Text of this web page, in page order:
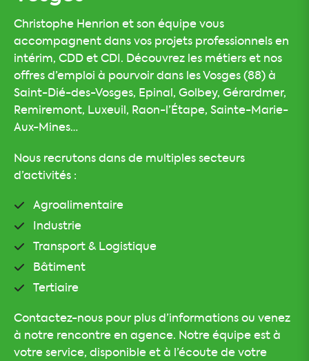
Christophe Henrion et son équipe vous
accompagnent dans vos projets professionnels en
intérim, CDD et CDI. Découvrez les métiers et nos
offres d’emploi à pourvoir dans les Vosges (88) à
Saint-Dié-des-Vosges, Epinal, Golbey, Gérardmer,
Remiremont, Luxeuil, Raon-l’Étape, Sainte-Marie-
Aux-Mines…
Nous recrutons dans de multiples secteurs
d’activités :
Agroalimentaire
Industrie
Transport & Logistique
Bâtiment
Tertiaire
Contactez-nous pour plus d’informations ou venez
à notre rencontre en agence. Notre équipe est à
votre service, disponible et à l’écoute de votre